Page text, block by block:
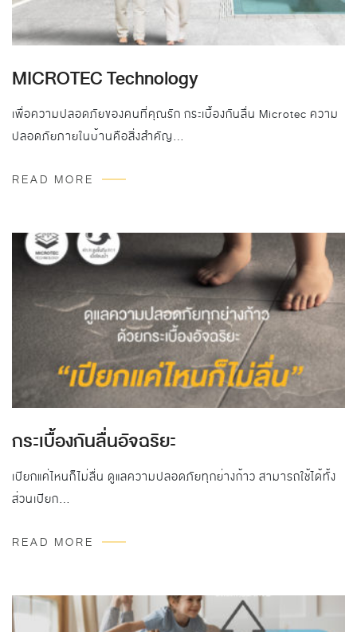
MICROTEC Technology
เพื่อความปลอดภัยของคนที่คุณรัก กระเบื้องกันลื่น Microtec ความ
ปลอดภัยภายในบ้านคือสิ่งสำคัญ…
READ MORE
กระเบื้องกันลื่นอัจฉริยะ
เปียกแค่ไหนก็ไม่ลื่น ดูแลความปลอดภัยทุกย่างก้าว สามารถใช้ได้ทั้ง
ส่วนเปียก…
READ MORE